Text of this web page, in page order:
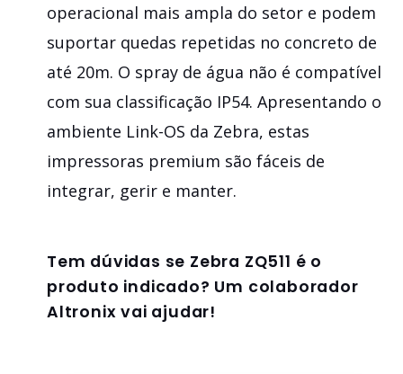
operacional mais ampla do setor e podem
suportar quedas repetidas no concreto de
até 20m. O spray de água não é compatível
com sua classificação IP54. Apresentando o
ambiente Link-OS da Zebra, estas
impressoras premium são fáceis de
integrar, gerir e manter.
Tem dúvidas se Zebra ZQ511 é o
produto indicado? Um colaborador
Altronix vai ajudar!